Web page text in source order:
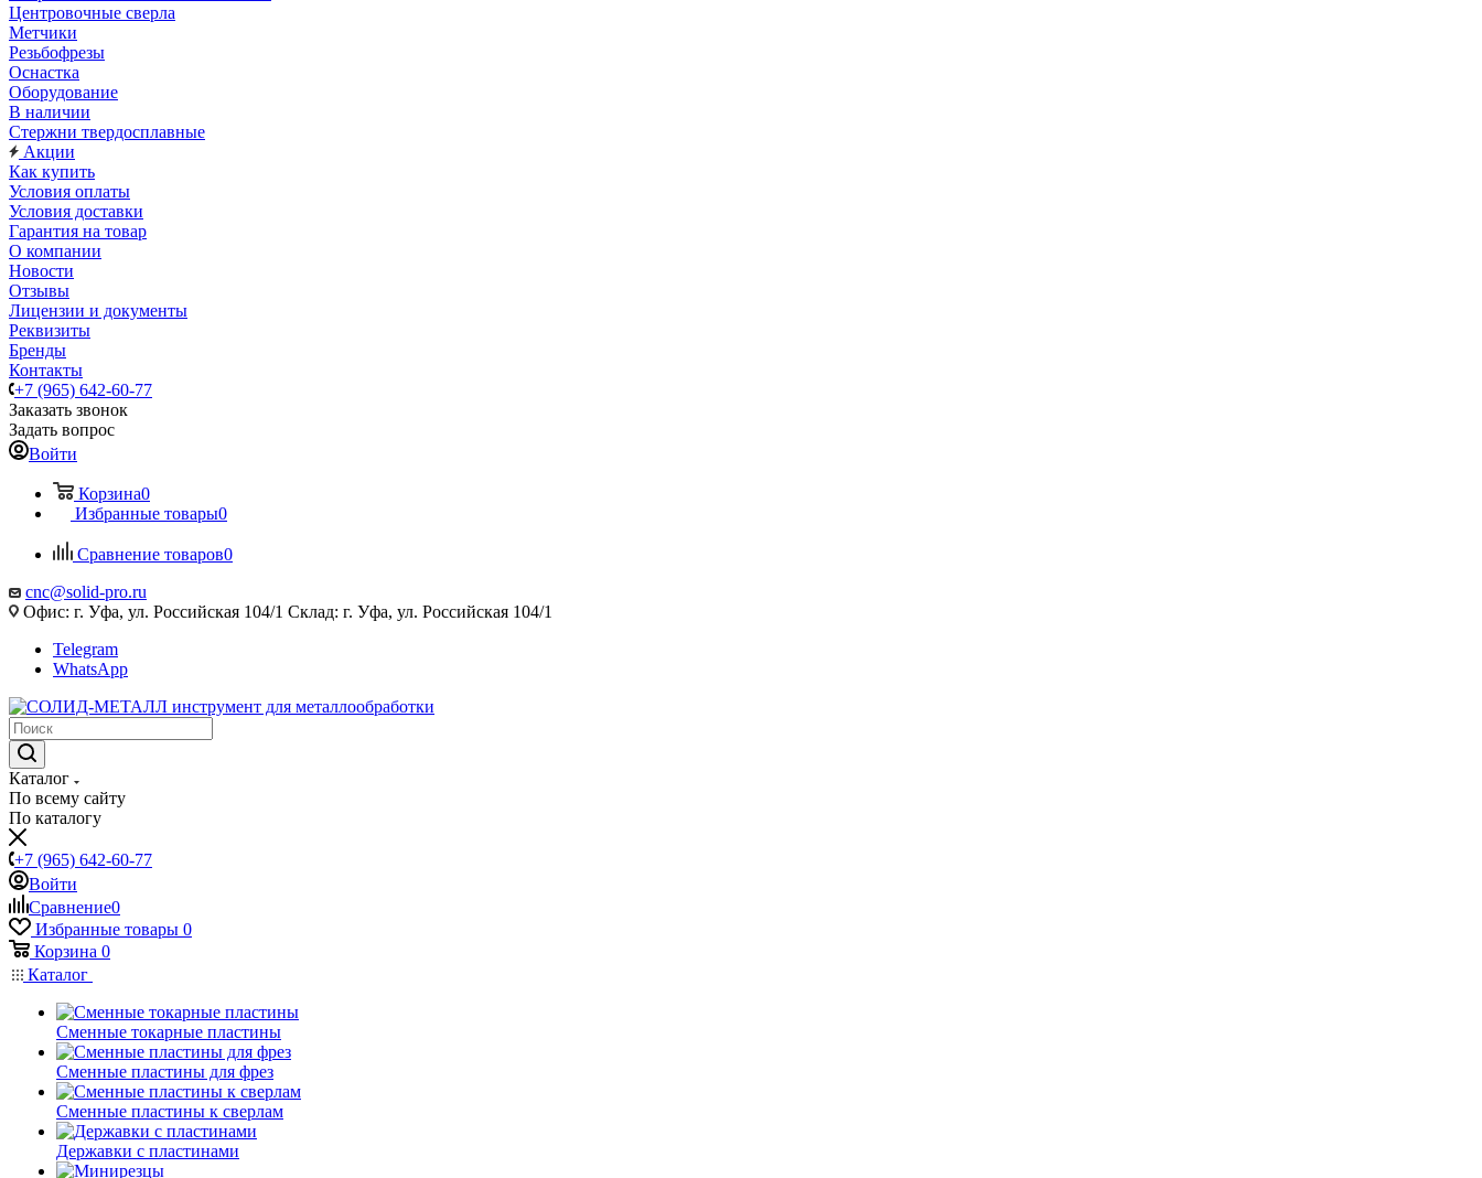
Центровочные сверла
Метчики
Резьбофрезы
Оснастка
Оборудование
В наличии
Стержни твердосплавные
Акции
Как купить
Условия оплаты
Условия доставки
Гарантия на товар
О компании
Новости
Отзывы
Лицензии и документы
Реквизиты
Бренды
Контакты
+7 (965) 642-60-77
Заказать звонок
Задать вопрос
Войти
Корзина0
Избранные товары0
Сравнение товаров0
cnc@solid-pro.ru
Офис: г. Уфа, ул. Российская 104/1 Склад: г. Уфа, ул. Российская 104/1
Telegram
WhatsApp
Каталог
По всему сайту
По каталогу
+7 (965) 642-60-77
Войти
Сравнение0
Избранные товары 0
Корзина 0
Каталог
Сменные токарные пластины
Сменные пластины для фрез
Сменные пластины к сверлам
Державки с пластинами